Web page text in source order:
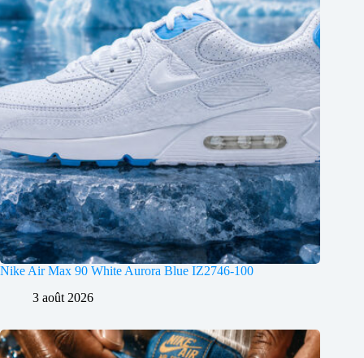
Nike Air Max 90 White Aurora Blue IZ2746-100
3 août 2026